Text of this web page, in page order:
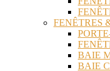
FENÊTRES
BAIE
BAIE